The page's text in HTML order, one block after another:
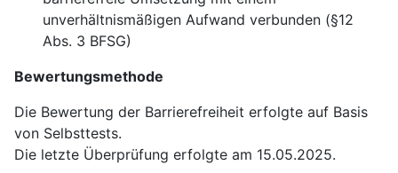
unverhältnismäßigen Aufwand verbunden (§12
Abs. 3 BFSG)
Bewertungsmethode
Die Bewertung der Barrierefreiheit erfolgte auf Basis
von Selbsttests.
Die letzte Überprüfung erfolgte am 15.05.2025.